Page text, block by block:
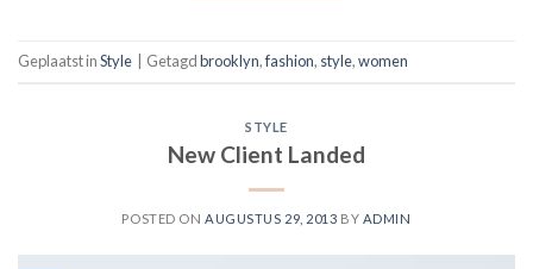
Geplaatst inStyle Getagdbrooklyn,fashion, style,women
STYLE
New Client Landed
POSTED ON AUGUSTUS 29, 2013 BY ADMIN